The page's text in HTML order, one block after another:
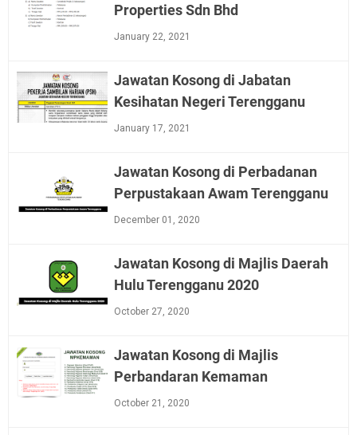
Properties Sdn Bhd
January 22, 2021
Jawatan Kosong di Jabatan
Kesihatan Negeri Terengganu
January 17, 2021
Jawatan Kosong di Perbadanan
Perpustakaan Awam Terengganu
December 01, 2020
Jawatan Kosong di Majlis Daerah
Hulu Terengganu 2020
October 27, 2020
Jawatan Kosong di Majlis
Perbandaran Kemaman
October 21, 2020